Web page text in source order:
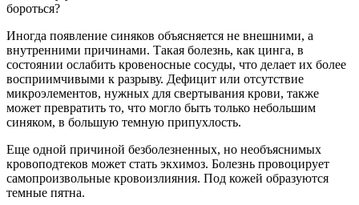
Иногда появление синяков объясняется не внешними, а
внутренними причинами. Такая болезнь, как цинга, в
состоянии ослабить кровеносные сосуды, что делает их более
восприимчивыми к разрыву. Дефицит или отсутствие
микроэлементов, нужных для свертывания крови, также
может превратить то, что могло быть только небольшим
синяком, в большую темную припухлость.
Еще одной причиной безболезненных, но необъяснимых
кровоподтеков может стать экхимоз. Болезнь провоцирует
самопроизвольные кровоизлияния. Под кожей образуются
темные пятна.